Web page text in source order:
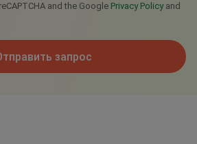
and the Google Privacy Policyand
запрос